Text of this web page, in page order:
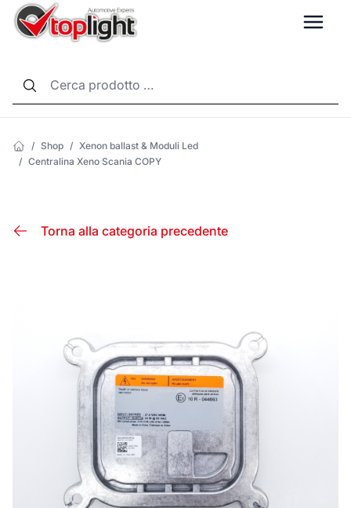
/ Shop / Xenon ballast & Moduli Led
/ Centralina Xeno Scania COPY
Torna alla categoria precedente